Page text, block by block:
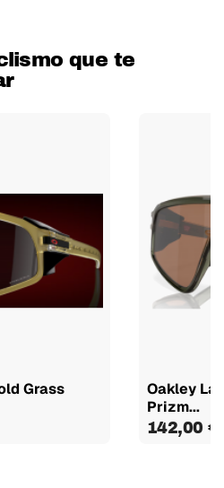
que te
Grass
Oakley
Prizm...
142,00 €